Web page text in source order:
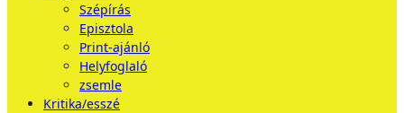
Szépírás
Episztola
Print-ajánló
Helyfoglaló
zsemle
Kritika/esszé